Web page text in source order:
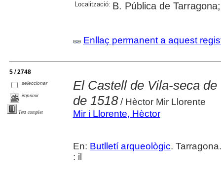
Localització: B. Pública de
Enllaç permanent a aquest
5 / 2748
seleccionar
imprimir
Text complet
El Castell de Vila-seca
de 1518/ Hèctor Mir Llorente
Mir i Llorente, Hèctor
En: Butlletí arqueològic.
: il